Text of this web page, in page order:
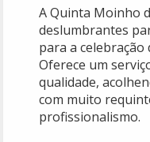
com
vídeo
Pesquisar
A Quinta Moinho
deslumbrantes
para a celebração
Oferece um
qualidade,
com muito
profissionalismo.